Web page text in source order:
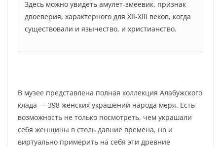
Здесь можно увидеть амулет-змеевик, признак
двоеверия, характерного для XII-XIII веков, когда
существовали и язычество, и христианство.
В музее представлена полная коллекция Алабужского
клада — 398 женских украшений народа меря. Есть
возможность не только посмотреть, чем украшали
себя женщины в столь давние времена, но и
виртуально примерить на себя эти древние